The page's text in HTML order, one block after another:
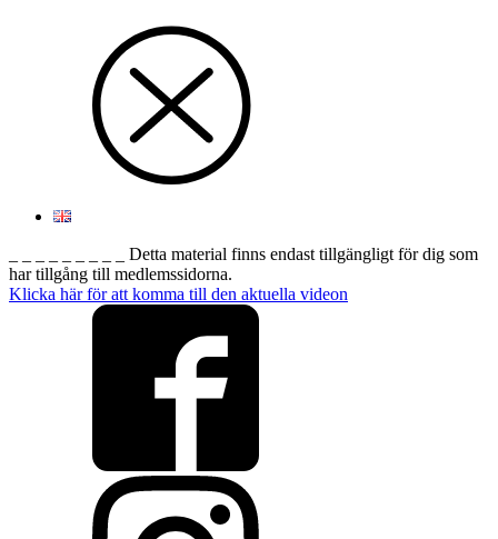
_ _ _ _ _ _ _ _ _ Detta material finns endast tillgängligt för dig som
har tillgång till medlemssidorna.
Klicka här för att komma till den aktuella videon